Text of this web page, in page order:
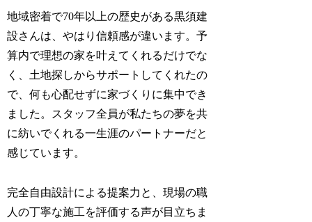
地域密着で70年以上の歴史がある黒須建
設さんは、やはり信頼感が違います。予
算内で理想の家を叶えてくれるだけでな
く、土地探しからサポートしてくれたの
で、何も心配せずに家づくりに集中でき
ました。スタッフ全員が私たちの夢を共
に紡いでくれる一生涯のパートナーだと
感じています。
完全自由設計による提案力と、現場の職
人の丁寧な施工を評価する声が目立ちま